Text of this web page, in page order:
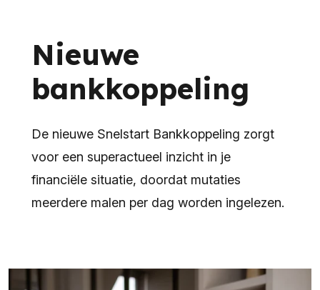
Nieuwe
bankkoppeling
De nieuwe Snelstart Bankkoppeling zorgt
voor een superactueel inzicht in je
financiële situatie, doordat mutaties
meerdere malen per dag worden ingelezen.